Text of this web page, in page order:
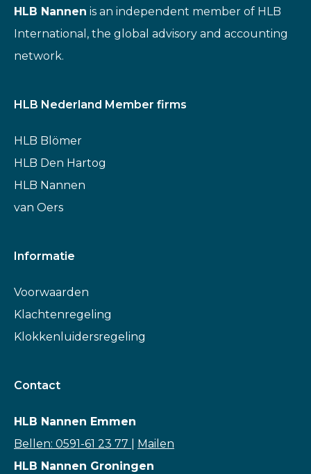
HLB Nannen is an independent member of HLB
International, the global advisory and accounting
network.
HLB Nederland Member firms
HLB Blömer
HLB Den Hartog
HLB Nannen
van Oers
Informatie
Voorwaarden
Klachtenregeling
Klokkenluidersregeling
Contact
HLB Nannen Emmen
Bellen: 0591-61 23 77
Mailen
HLB Nannen Groningen